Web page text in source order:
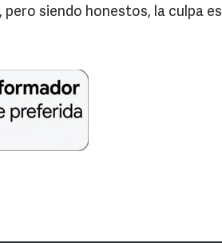
siendo honestos, la culpa es